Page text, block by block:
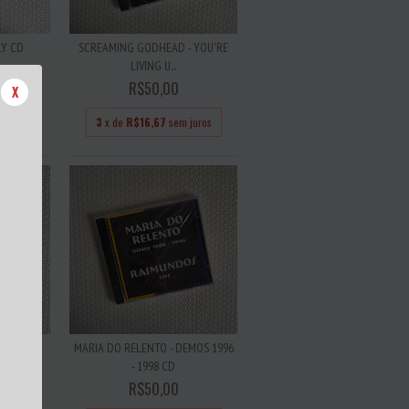
X
CD
SCREAMING GODHEAD - YOU'RE
LIVING U...
R$50,00
3 x de R$16,67 sem juros
-
MARIA DO RELENTO - DEMOS 1996
- 1998 CD
R$50,00